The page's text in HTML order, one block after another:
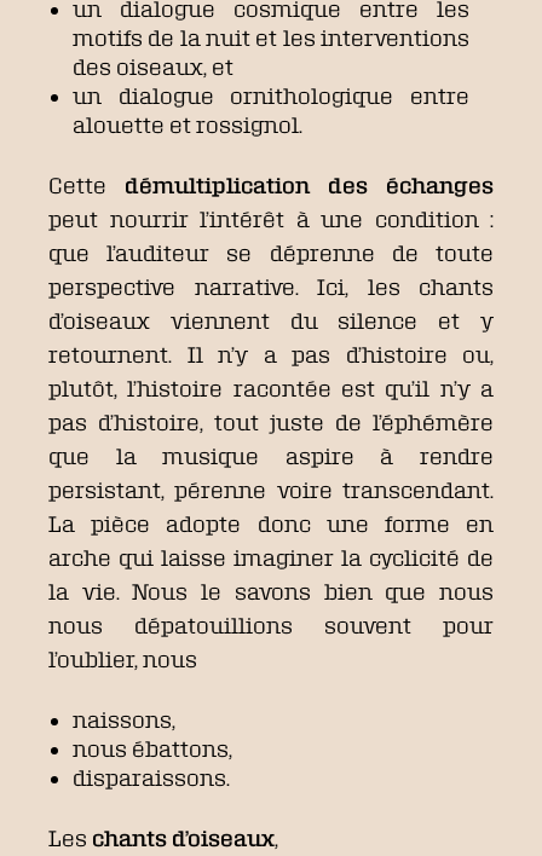
un dialogue cosmique entre les
motifs de la nuit et les interventions
des oiseaux, et
un dialogue ornithologique entre
alouette et rossignol.
Cette démultiplication des échanges
peut nourrir l’intérêt à une condition :
que l’auditeur se déprenne de toute
perspective narrative. Ici, les chants
d’oiseaux viennent du silence et y
retournent. Il n’y a pas d’histoire ou,
plutôt, l’histoire racontée est qu’il n’y a
pas d’histoire, tout juste de l’éphémère
que la musique aspire à rendre
persistant, pérenne voire transcendant.
La pièce adopte donc une forme en
arche qui laisse imaginer la cyclicité de
la vie. Nous le savons bien que nous
nous dépatouillions souvent pour
l’oublier, nous
naissons,
nous ébattons,
disparaissons.
Les chants d’oiseaux